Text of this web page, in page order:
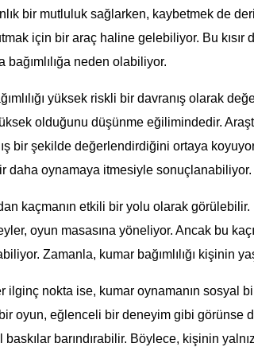
bir mutluluk sağlarken, kaybetmek de
için bir araç haline gelebiliyor. Bu
bağımlılığa neden olabiliyor.
yüksek riskli bir davranış olarak
olduğunu düşünme eğilimindedir.
bir şekilde değerlendirdiğini ortaya
daha oynamaya itmesiyle sonuçlanabiliyor.
kaçmanın etkili bir yolu olarak
oyun masasına yöneliyor. Ancak bu
Zamanla, kumar bağımlılığı kişinin
ilginç nokta ise, kumar oynamanın sosyal
oyun, eğlenceli bir deneyim gibi görünse
barındırabilir. Böylece, kişinin